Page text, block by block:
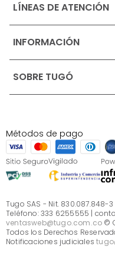
LÍNEAS DE ATENCIÓN
INFORMACIÓN
Ofertas vigentes
Términos,
S.A.S
Términos, condiciones
Instructivo cuidado de
Sé parte de Tugó
¿Quiénes somos?
Servicio al cliente
SOBRE TUGÓ
¿Quieres vender en
Métodos de pago
Tugo SAS - Nit. 830.087.848-
Teléfono: 333 6255555 |
ventasweb@tugo.com.co ©
Todos los Derechos
Notificaciones judiciales